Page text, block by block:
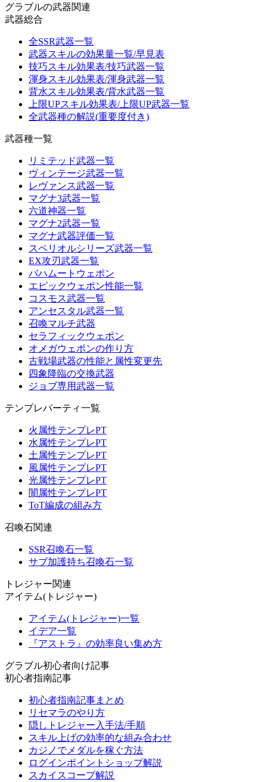
グラブルの武器関連
武器総合
全SSR武器一覧
武器スキルの効果量一覧/早見表
技巧スキル効果表/技巧武器一覧
渾身スキル効果表/渾身武器一覧
背水スキル効果表/背水武器一覧
上限UPスキル効果表/上限UP武器一覧
全武器種の解説(重要度付き)
武器種一覧
リミテッド武器一覧
ヴィンテージ武器一覧
レヴァンス武器一覧
マグナ3武器一覧
六道神器一覧
マグナ2武器一覧
マグナ武器評価一覧
スペリオルシリーズ武器一覧
EX攻刃武器一覧
バハムートウェポン
エピックウェポン性能一覧
コスモス武器一覧
アンセスタル武器一覧
召喚マルチ武器
セラフィックウェポン
オメガウェポンの作り方
古戦場武器の性能と属性変更先
四象降臨の交換武器
ジョブ専用武器一覧
テンプレパーティ一覧
火属性テンプレPT
水属性テンプレPT
土属性テンプレPT
風属性テンプレPT
光属性テンプレPT
闇属性テンプレPT
ToT編成の組み方
召喚石関連
SSR召喚石一覧
サブ加護持ち召喚石一覧
トレジャー関連
アイテム(トレジャー)
アイテム(トレジャー)一覧
イデア一覧
『アストラ』の効率良い集め方
グラブル初心者向け記事
初心者指南記事
初心者指南記事まとめ
リセマラのやり方
隠しトレジャー入手法/手順
スキル上げの効率的な組み合わせ
カジノでメダルを稼ぐ方法
ログインポイントショップ解説
スカイスコープ解説